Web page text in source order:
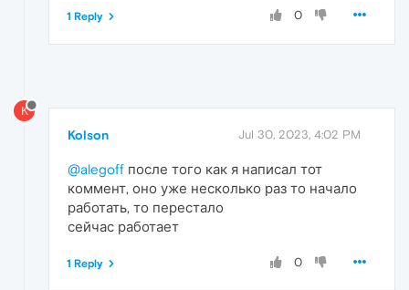
0
1 Reply
K
Kolson Jul 30, 2023, 4:02 PM
@alegoff после того как я написал тот
коммент, оно уже несколько раз то начало
работать, то перестало
сейчас работает
0
1 Reply